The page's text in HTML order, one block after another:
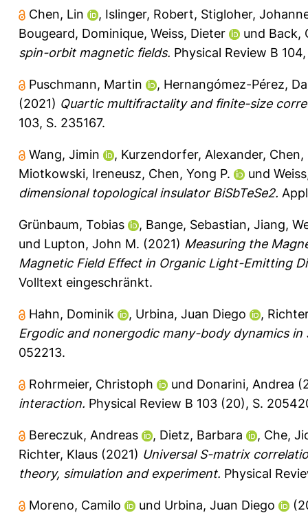
Chen, Lin , Islinger, Robert, Stigloher,
Bougeard, Dominique, Weiss, Dieter und Back,
spin-orbit magnetic fields. Physical Review B
Puschmann, Martin , Hernangómez-Pérez,
(2021) Quartic multifractality and finite-size
103, S. 235167.
Wang, Jimin , Kurzendorfer, Alexander, Chen,
Miotkowski, Ireneusz, Chen, Yong P. und
dimensional topological insulator BiSbTeSe2.
Grünbaum, Tobias , Bange, Sebastian, Jiang,
und Lupton, John M. (2021) Measuring the
Magnetic Field Effect in Organic Light-Emitting
Volltext eingeschränkt.
Hahn, Dominik , Urbina, Juan Diego ,
Ergodic and nonergodic many-body dynamics
052213.
Rohrmeier, Christoph und Donarini, Andrea
interaction. Physical Review B 103 (20), S.
Bereczuk, Andreas , Dietz, Barbara , Che,
Richter, Klaus (2021) Universal S-matrix
theory, simulation and experiment. Physical
Moreno, Camilo und Urbina, Juan Diego